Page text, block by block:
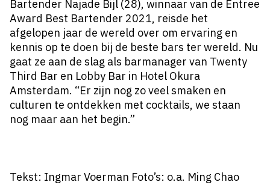
Bartender Najade Bijl (28), winnaar van de Entree
Award Best Bartender 2021, reisde het
afgelopen jaar de wereld over om ervaring en
kennis op te doen bij de beste bars ter wereld. Nu
gaat ze aan de slag als barmanager van Twenty
Third Bar en Lobby Bar in Hotel Okura
Amsterdam. “Er zijn nog zo veel smaken en
culturen te ontdekken met cocktails, we staan
nog maar aan het begin.”
Tekst: Ingmar Voerman Foto’s: o.a. Ming Chao